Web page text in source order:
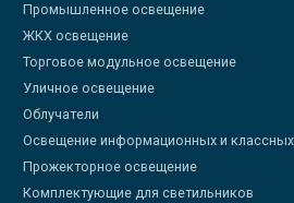
Промышленное освещение
ЖКХ освещение
Торговое модульное освещение
Уличное освещение
Облучатели
Освещение информационных и
Прожекторное освещение
Комплектующие для светильников